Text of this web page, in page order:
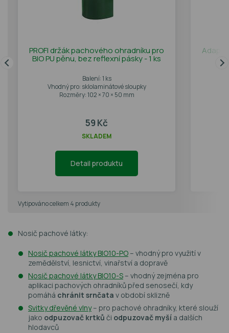
PROFI držák pachového ohradníku pro
BIO PU pěnu, bez reflexní pásky - 1 ks
Balení: 1 ks
Vhodný pro: sklolaminátové sloupky
Rozměry: 102 × 70 × 50 mm
59 Kč
SKLADEM
Detail produktu
Vytipováno celkem 4 produkty
Nosič pachové látky:
Nosič pachové látky BIO10-PO – vhodný pro využití v
zemědělství, lesnictví, vinařství a dopravě
Nosič pachové látky BIO10-S – vhodný zejména pro
aplikaci pachových ohradníků před senosečí, kdy
pomáhá chránit srnčata v období sklizně
Svitky dřevěné vlny– pro pachové ohradníky, které slouží
jako odpuzovač krtků či odpuzovač myší a dalších
hlodavců